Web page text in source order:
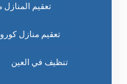
تعقيم المنازل
تعقيم منازل
تنظيف في العين